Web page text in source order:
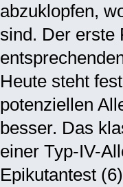
abzuklopfen,
sind. Der erste
Heute steht
potenziellen
besser. Das
einer Typ-IV-
Epikutantest